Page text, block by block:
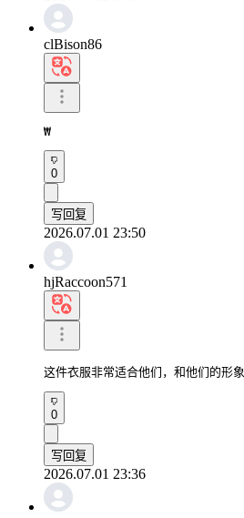
clBison86
₩
0
写回复
2026.07.01 23:50
hjRaccoon571
这件衣服非常适合他们，和他们的形象
0
写回复
2026.07.01 23:36